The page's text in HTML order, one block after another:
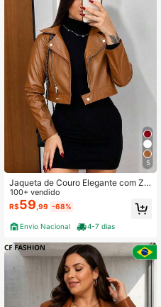
5
Jaqueta de Couro Elegante com Zíp
er e Botão
100+ vendido
R$59 ,99 -68%
Envio Nacional 4-7 dias